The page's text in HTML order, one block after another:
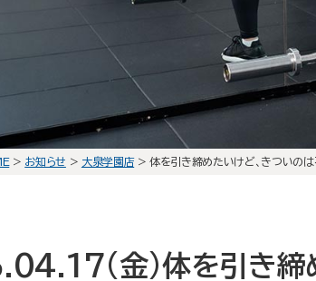
> お知らせ > 大泉学園店>体を引き締めたいけど、きついの
金)体を引き締